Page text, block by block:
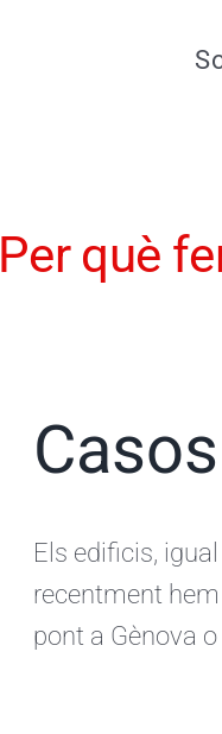
Per què
Els edificis,
recentment
pont a Gènova o